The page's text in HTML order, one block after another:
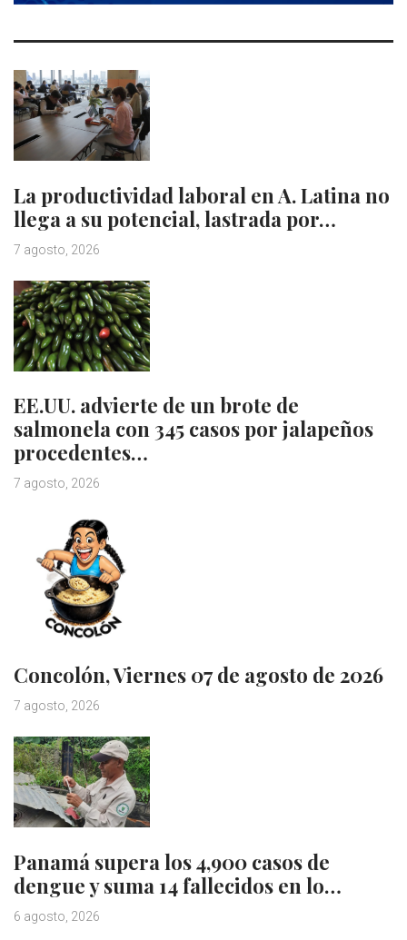
La productividad laboral en A. Latina no
llega a su potencial, lastrada por…
7 agosto, 2026
EE.UU. advierte de un brote de
salmonela con 345 casos por jalapeños
procedentes…
7 agosto, 2026
Concolón, Viernes 07 de agosto de 2026
7 agosto, 2026
Panamá supera los 4,900 casos de
dengue y suma 14 fallecidos en lo…
6 agosto, 2026